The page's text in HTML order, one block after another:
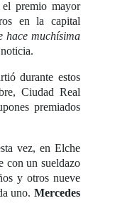
premio mayor
en la capital
hace muchísima
durante estos
Ciudad Real
premiados
vez, en Elche
con un sueldazo
y otros nueve
uno. Mercedes